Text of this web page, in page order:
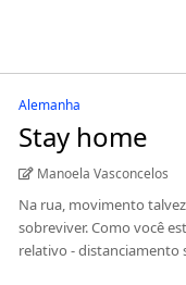
Alemanha
Stay home
Manoela Vasconcelos
Na rua, movimento
sobreviver. Como você
relativo - distanciamento